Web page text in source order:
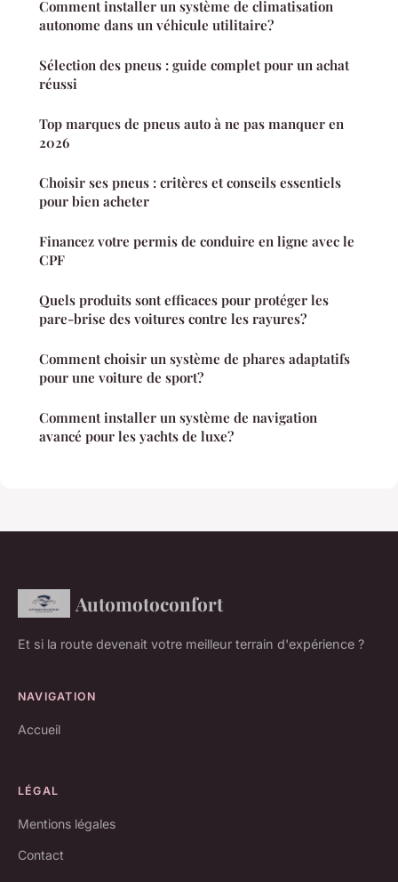
Comment installer un système de climatisation
autonome dans un véhicule utilitaire?
Sélection des pneus : guide complet pour un achat
réussi
Top marques de pneus auto à ne pas manquer en
2026
Choisir ses pneus : critères et conseils essentiels
pour bien acheter
Financez votre permis de conduire en ligne avec le
CPF
Quels produits sont efficaces pour protéger les
pare-brise des voitures contre les rayures?
Comment choisir un système de phares adaptatifs
pour une voiture de sport?
Comment installer un système de navigation
avancé pour les yachts de luxe?
Automotoconfort
Et si la route devenait votre meilleur terrain d'expérience ?
NAVIGATION
Accueil
LÉGAL
Mentions légales
Contact